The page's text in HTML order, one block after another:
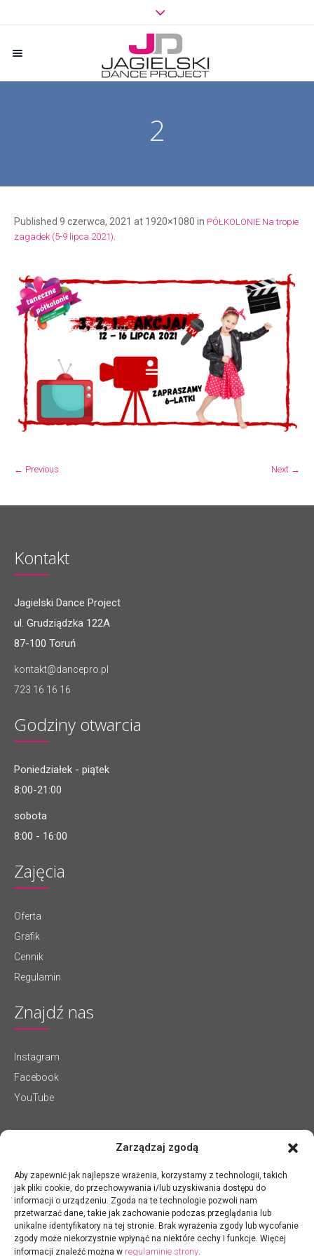
Zarządzaj zgodą
Aby zapewnić jak najlepsze wrażenia, korzystamy z technologii, takich
jak pliki cookie, do przechowywania i/lub uzyskiwania dostępu do
informacji o urządzeniu. Zgoda na te technologie pozwoli nam
przetwarzać dane, takie jak zachowanie podczas przeglądania lub
unikalne identyfikatory na tej stronie. Brak wyrażenia zgody lub wycofanie
zgody może niekorzystnie wpłynąć na niektóre cechy i funkcje. Więcej
informacji znaleźć można w regulaminie strony.
2
Published 9 czerwca, 2021 at 1920×1080 in PÓŁKOLONIE Na tropie
zagadek (5-9 lipca 2021)
← Previous Next →
Kontakt
Jagielski Dance Project
ul. Grudziądzka 122A
87-100 Toruń
kontakt@dancepro.pl
723 16 16 16
Godziny otwarcia
Poniedziałek - piątek
8:00-21:00
sobota
8:00 - 16:00
Zajęcia
Oferta
Grafik
Cennik
Regulamin
Znajdź nas
Instagram
Facebook
YouTube